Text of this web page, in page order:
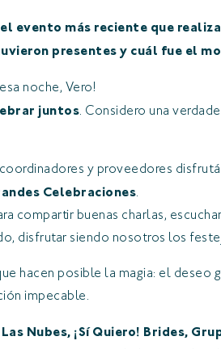
evento más reciente que
presentes y cuál fue el
noche, Vero!
juntos. Considero una
y proveedores
Celebraciones.
compartir buenas charlas,
disfrutar siendo nosotros los
hacen posible la magia: el deseo
impecable.
Las Nubes, ¡Sí Quiero! Brides,